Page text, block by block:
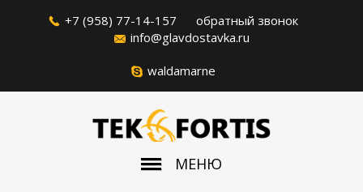
+7 (958) 77-14-157
обратный звонок
info@glavdostavka.ru
waldamarne
МЕНЮ